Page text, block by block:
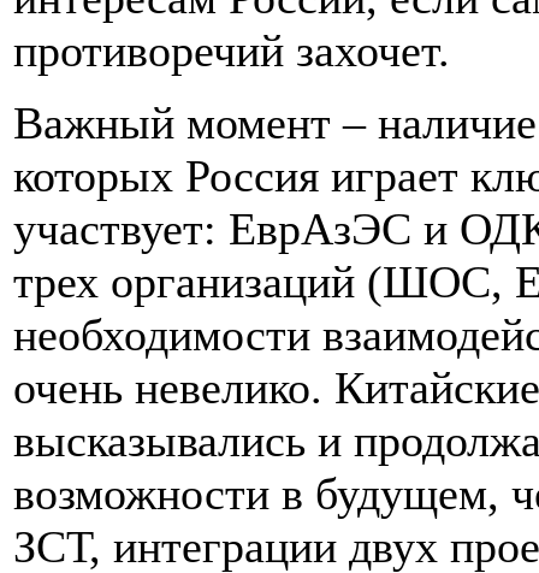
противоречий захочет.
Важный момент – наличие
которых Россия играет
участвует: ЕврАзЭС и
трех организаций (ШОС,
необходимости
очень невелико.
высказывались и
возможности в будущем,
ЗСТ, интеграции двух